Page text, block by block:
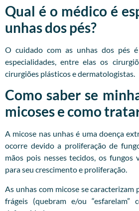
Qual é o médico é
unhas dos pés?
O cuidado com as unhas dos pés
especialidades, entre elas os
cirurgiões plásticos e dermatologistas.
Como saber se
micoses e como
A micose nas unhas é uma doença
ocorre devido a proliferação de
mãos pois nesses tecidos, os fungos
para seu crescimento e proliferação.
As unhas com micose se caracterizam
frágeis (quebram e/ou “esfarelam”